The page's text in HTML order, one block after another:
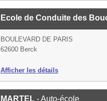
Ecole de Conduite des
BOULEVARD DE PARIS
62600 Berck
Afficher les détails
MARTEL - Auto-école